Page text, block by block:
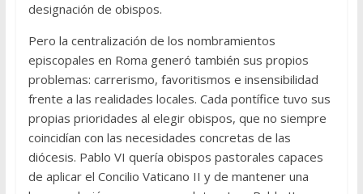
designación de obispos.
Pero la centralización de los nombramientos
episcopales en Roma generó también sus propios
problemas: carrerismo, favoritismos e insensibilidad
frente a las realidades locales. Cada pontífice tuvo sus
propias prioridades al elegir obispos, que no siempre
coincidían con las necesidades concretas de las
diócesis. Pablo VI quería obispos pastorales capaces
de aplicar el Concilio Vaticano II y de mantener una